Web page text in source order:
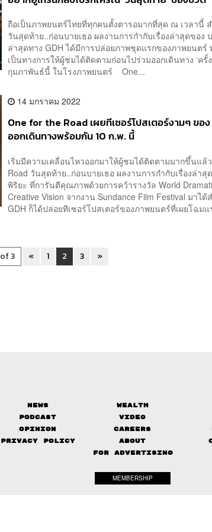
ถือเป็นภาพยนตร์ไทยที่ทุกคนตั้งตารอมากที่สุด ณ เวลานี้
วันสุดท้าย..ก่อนบายเธอ ผลงานการกำกับเรื่องล่าสุดขอ
ล่าสุดทาง GDH ได้มีการปล่อยภาพชุดแรกของภาพยนตร์
เป็นทางการให้ผู้ชมได้ติดตามก่อนไปร่วมออกเดินทาง ‘ครั้
กุมภาพันธ์นี้ ในโรงภาพยนตร์ One...
14 มกราคม 2022
One for the Road เผยทีเซอร์โปสเตอร์งามๆ ขอ
ออกเดินทางพร้อมกัน 10 ก.พ. นี้
เริ่มมีความเคลื่อนไหวออกมาให้ผู้ชมได้ติดตามมากขึ้นแล้
Road วันสุดท้าย..ก่อนบายเธอ ผลงานการกำกับเรื่องล่า
พิริยะ ที่การันตีคุณภาพด้วยการคว้ารางวัล World
Creative Vision จากงาน Sundance Film Festival มาไ
GDH ก็ได้ปล่อยทีเซอร์โปสเตอร์ของภาพยนตร์ที่เผยโฉมแ
3 « 1 2 3 »
News Wealth
Podcast
Video
Opinion
Careers
Privacy Policy
About
FOR ADVERTISING
MEMBERSHIP